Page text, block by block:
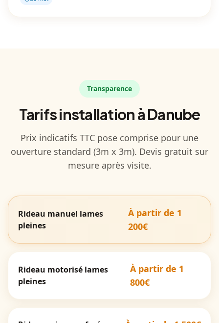
Transparence
Tarifs installation à Danube
Prix indicatifs TTC pose comprise pour une
ouverture standard (3m x 3m). Devis gratuit sur
mesure après visite.
Rideau manuel lames
pleines
À partir de 1
200€
Rideau motorisé lames
pleines
À partir de 1
800€